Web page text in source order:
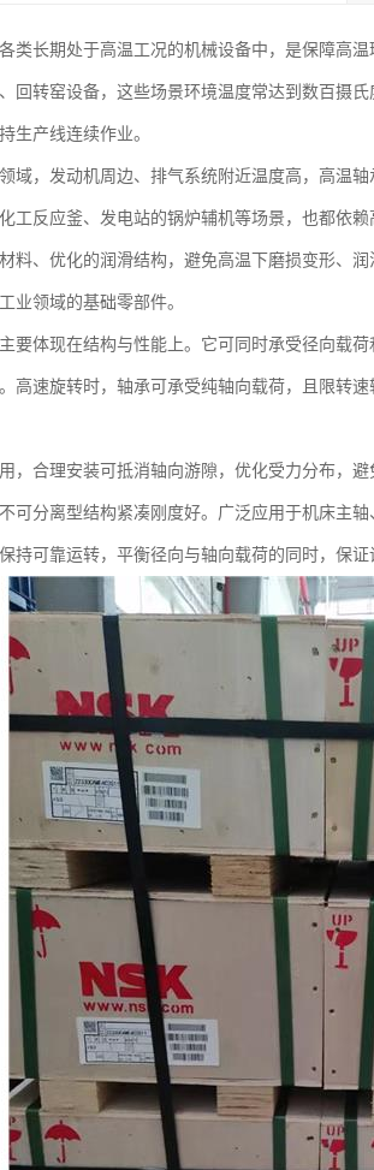
类长期处于高温工况的机械设备中，是保障高
回转窑设备，这些场景环境温度常达到数百摄
生产线连续作业。
域，发动机周边、排气系统附近温度高，高温
工反应釜、发电站的锅炉辅机等场景，也都依
料、优化的润滑结构，避免高温下磨损变形、
业领域的基础零部件。
要体现在结构与性能上。它可同时承受径向载
高速旋转时，轴承可承受纯轴向载荷，且限转
，合理安装可抵消轴向游隙，优化受力分布，
可分离型结构紧凑刚度好。广泛应用于机床主
持可靠运转，平衡径向与轴向载荷的同时，保证